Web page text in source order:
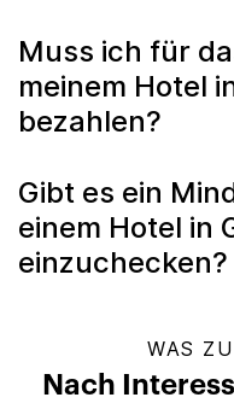
Muss ich für
meinem Hotel
bezahlen?
Gibt es ein
einem Hotel in
einzuchecken?
WAS
Nach